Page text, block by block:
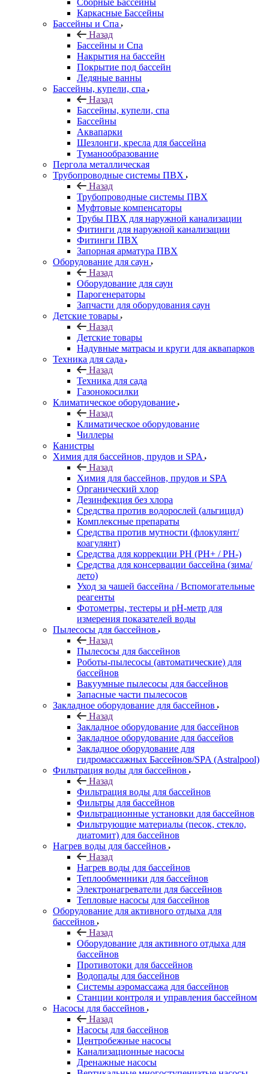
Сборные Бассейны
Каркасные Бассейны
Бассейны и Спа
Назад
Бассейны и Спа
Накрытия на бассейн
Покрытие под бассейн
Ледяные ванны
Бассейны, купели, спа
Назад
Бассейны, купели, спа
Бассейны
Аквапарки
Шезлонги, кресла для бассейна
Туманообразование
Пергола металлическая
Трубопроводные системы ПВХ
Назад
Трубопроводные системы ПВХ
Муфтовые компенсаторы
Трубы ПВХ для наружной канализации
Фитинги для наружной канализации
Фитинги ПВХ
Запорная арматура ПВХ
Оборудование для саун
Назад
Оборудование для саун
Парогенераторы
Запчасти для оборудования саун
Детские товары
Назад
Детские товары
Надувные матрасы и круги для аквапарков
Техника для сада
Назад
Техника для сада
Газонокосилки
Климатическое оборудование
Назад
Климатическое оборудование
Чиллеры
Канистры
Химия для бассейнов, прудов и SPA
Назад
Химия для бассейнов, прудов и SPA
Органический хлор
Дезинфекция без хлора
Средства против водорослей (альгицид)
Комплексные препараты
Средства против мутности (флокулянт/
коагулянт)
Средства для коррекции PH (PH+ / PH-)
Средства для консервации бассейна (зима/
лето)
Уход за чашей бассейна / Вспомогательные
реагенты
Фотометры, тестеры и рН-метр для
измерения показателей воды
Пылесосы для бассейнов
Назад
Пылесосы для бассейнов
Роботы-пылесосы (автоматические) для
бассейнов
Вакуумные пылесосы для бассейнов
Запасные части пылесосов
Закладное оборудование для бассейнов
Назад
Закладное оборудование для бассейнов
Закладное оборудование для бассейов
Закладное оборудование для
гидромассажных Бассейнов/SPA (Astralpool)
Фильтрация воды для бассейнов
Назад
Фильтрация воды для бассейнов
Фильтры для бассейнов
Фильтрационные установки для бассейнов
Фильтрующие материалы (песок, стекло,
диатомит) для бассейнов
Нагрев воды для бассейнов
Назад
Нагрев воды для бассейнов
Теплообменники для бассейнов
Электронагреватели для бассейнов
Тепловые насосы для бассейнов
Оборудование для активного отдыха для
бассейнов
Назад
Оборудование для активного отдыха для
бассейнов
Противотоки для бассейнов
Водопады для бассейнов
Системы аэромассажа для бассейнов
Станции контроля и управления бассейном
Насосы для бассейнов
Назад
Насосы для бассейнов
Центробежные насосы
Канализационные насосы
Дренажные насосы